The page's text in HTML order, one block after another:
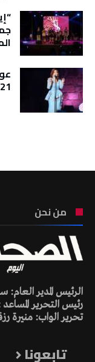
21 سنة :سهرة الحنين للزمن الجميل
من نحن
الرئيس المدير
رئيس التحرير
تحرير الواب: منيرة
تابعونا